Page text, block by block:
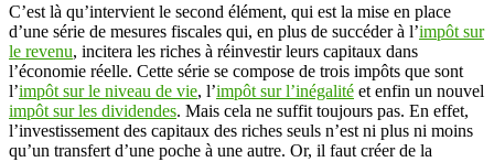
C’est là qu’intervient le second élément, qui est la mise en place
d’une série de mesures fiscales qui, en plus de succéder à l’impôt sur
le revenu, incitera les riches à réinvestir leurs capitaux dans
l’économie réelle. Cette série se compose de trois impôts que sont
l’impôt sur le niveau de vie, l’impôt sur l’inégalité et enfin un nouvel
impôt sur les dividendes. Mais cela ne suffit toujours pas. En effet,
l’investissement des capitaux des riches seuls n’est ni plus ni moins
qu’un transfert d’une poche à une autre. Or, il faut créer de la